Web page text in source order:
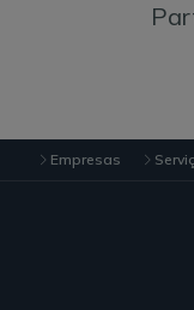
Empresas